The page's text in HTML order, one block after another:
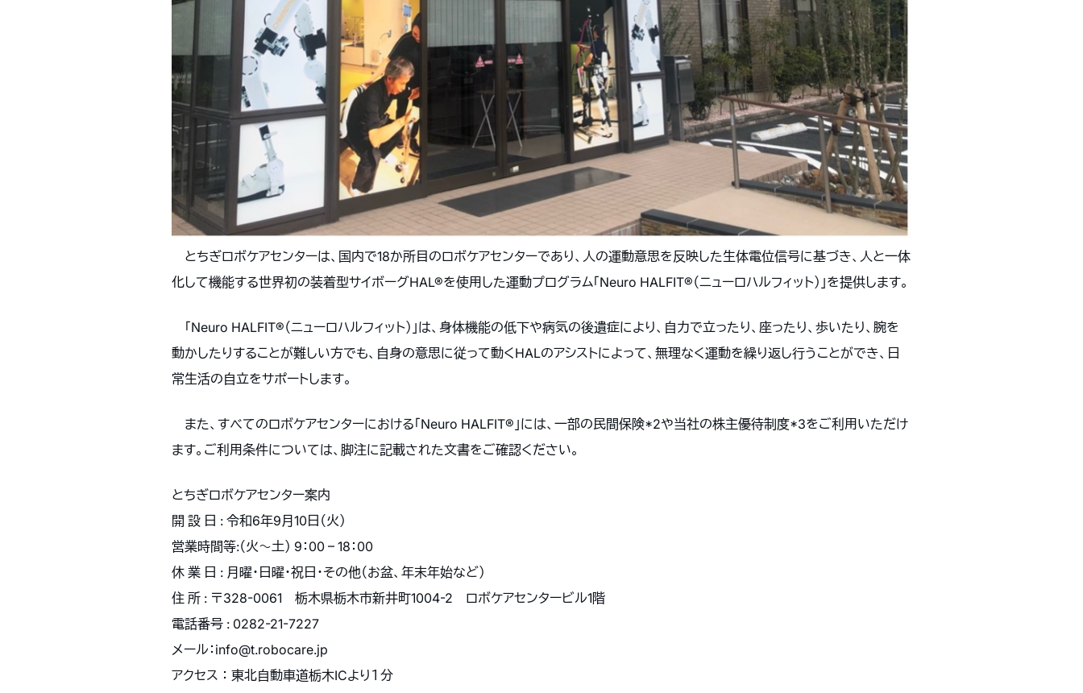
とちぎロボケアセンターは、国内で18か所目のロボケアセンターであり、人の運動意思を反映した生体電位信号に基づき、人と一体
化して機能する世界初の装着型サイボーグHAL®を使用した運動プログラム「Neuro HALFIT®（ニューロハルフィット）」を提供します。
「Neuro HALFIT®（ニューロハルフィット）」は、身体機能の低下や病気の後遺症により、自力で立ったり、座ったり、歩いたり、腕を
動かしたりすることが難しい方でも、自身の意思に従って動くHALのアシストによって、無理なく運動を繰り返し行うことができ、日
常生活の自立をサポートします。
また、すべてのロボケアセンターにおける「Neuro HALFIT®」には、一部の民間保険*2や当社の株主優待制度*3をご利用いただけ
ます。ご利用条件については、脚注に記載された文書をご確認ください。
とちぎロボケアセンター案内
開 設 日 : 令和6年9月10日（火）
営業時間等:（火〜土） 9：00 – 18：00
休 業 日 : 月曜・日曜・祝日・その他（お盆、年末年始など）
住 所 : 〒328-0061 栃木県栃木市新井町1004-2 ロボケアセンタービル1階
電話番号 : 0282-21-7227
メール：info@t.robocare.jp
アクセス ： 東北自動車道栃木ICより１分